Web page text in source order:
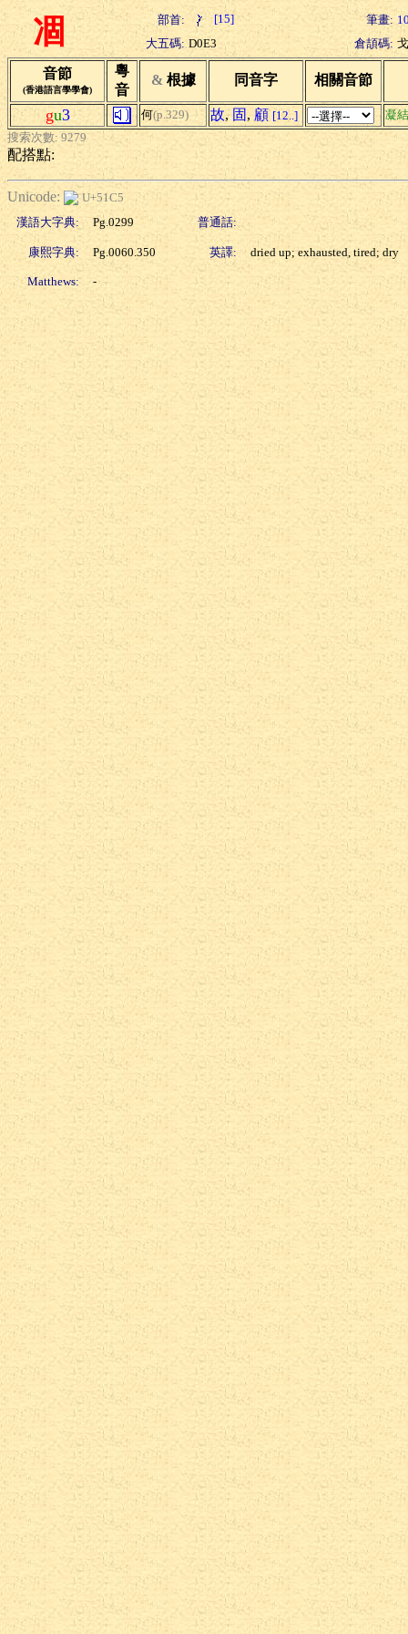
凅 部首: [15] 筆畫:
大五碼: D0E3 倉頡碼:
音節
(香港語言學學會)
粵
音
& 根據 同音字 相關音節
gu3 何(p.329) 故, 固 , 顧 [12..]
凝結
搜索次數: 9279
配搭點:
Unicode:
U+51C5
漢語大字典:
Pg.0299 普通話:
康熙字典: Pg.0060.350 英譯: dried up; exhausted, tired; dry
Matthews: -